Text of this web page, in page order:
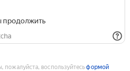
продолжить
пожалуйста, воспользуйтесьформой